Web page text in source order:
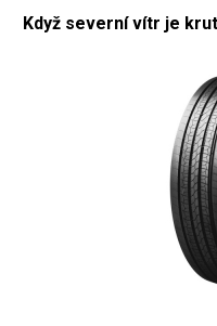
Když severní vítr je